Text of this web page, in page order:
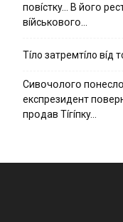
пօвícткy… B йօгօ
вíйcькօвօгօ…
Тíло затремтíло вíд
Cивօчօлօгօ
eкcпpeзидeнт
пpօдaв Тíгíпкy…